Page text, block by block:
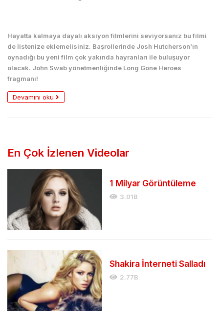
Hayatta kalmaya dayalı aksiyon filmlerini seviyorsanız bu filmi
de listenize eklemelisiniz. Başrollerinde Josh Hutcherson’ın
oynadığı bu yeni film çok yakında hayranları ile buluşuyor
olacak. John Swab yönetmenliğinde Long Gone Heroes
fragmanı!
Devamını oku
En Çok İzlenen Videolar
1 Milyar Görüntüleme
3.01B
Shakira İnterneti Salladı
2.77B